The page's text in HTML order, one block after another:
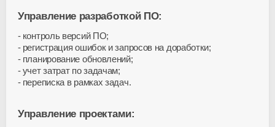
Управление разработкой ПО:
контроль версий ПО;
регистрация ошибок и запросов на доработки;
планирование обновлений;
учет затрат по задачам;
переписка в рамках задач.
Управление проектами: